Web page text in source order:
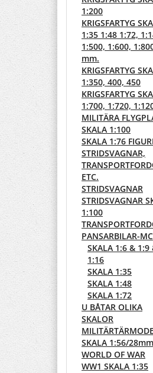
1:200
KRIGSFARTYG
1:35 1:48 1:72,
1:500, 1:600,
mm.
KRIGSFARTYG
1:350, 400, 450
KRIGSFARTYG
1:700, 1:720,
MILITÄRA
SKALA 1:100
SKALA 1:76
STRIDSVAGNAR,
ETC.
STRIDSVAGNAR
STRIDSVAGNAR
1:100
PANSARBILAR-MC
SKALA 1:6 & 1:9
1:16
SKALA 1:35
SKALA 1:48
SKALA 1:72
U BÅTAR OLIKA
SKALOR
SKALA 1:56/28mm
WORLD OF WAR
WW1 SKALA 1:35